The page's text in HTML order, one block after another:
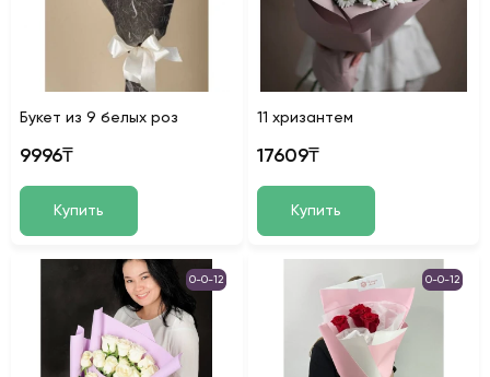
Букет из 9 белых роз
9996₸
Купить
11 хризантем
17609₸
Купить
0-0-12 0-0-12